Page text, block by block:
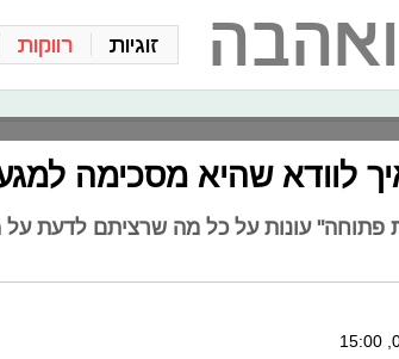
זוגיות רווקות
לוודא שהיא מסכימה
פתוחה" עונות על כל מה שרציתם לדעת על